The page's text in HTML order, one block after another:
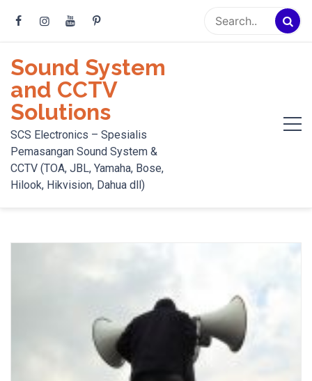
content
Sound System
and CCTV
Solutions
SCS Electronics – Spesialis
Pemasangan Sound System &
CCTV (TOA, JBL, Yamaha, Bose,
Hilook, Hikvision, Dahua dll)